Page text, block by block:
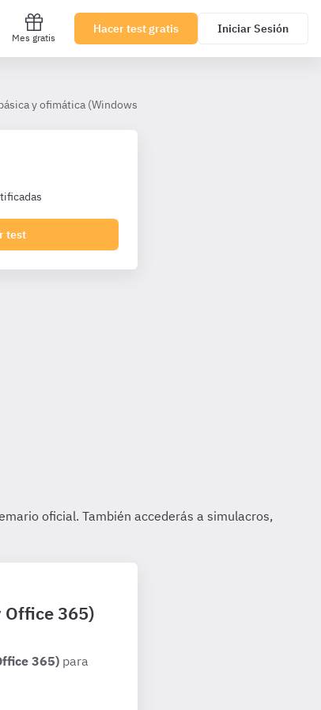
Mes gratis
Hacer test gratis Iniciar Sesión
y ofimática (Windows 10 y Office 365)
test
365)
365)para